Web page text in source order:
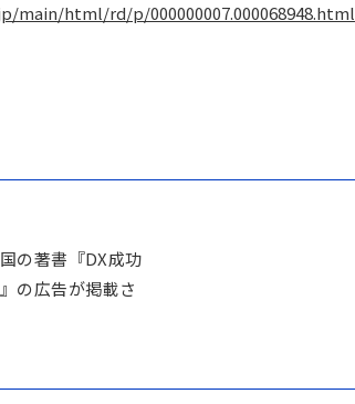
main/html/rd/p/000000007.000068948.html
の著書『DX成功
の広告が掲載さ